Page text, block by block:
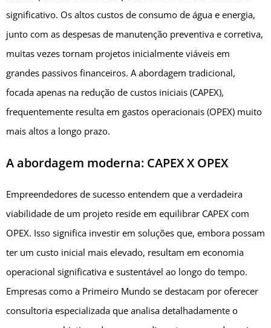
significativo. Os altos custos de consumo de água e energia,
junto com as despesas de manutenção preventiva e corretiva,
muitas vezes tornam projetos inicialmente viáveis em
grandes passivos financeiros. A abordagem tradicional,
focada apenas na redução de custos iniciais (CAPEX),
frequentemente resulta em gastos operacionais (OPEX) muito
mais altos a longo prazo.
A abordagem moderna: CAPEX X OPEX
Empreendedores de sucesso entendem que a verdadeira
viabilidade de um projeto reside em equilibrar CAPEX com
OPEX. Isso significa investir em soluções que, embora possam
ter um custo inicial mais elevado, resultam em economia
operacional significativa e sustentável ao longo do tempo.
Empresas como a Primeiro Mundo se destacam por oferecer
consultoria especializada que analisa detalhadamente o